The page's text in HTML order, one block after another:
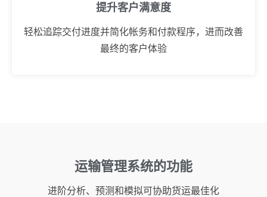
提升客户满意度
轻松追踪交付进度并简化帐务和付款程序，进而改善
最终的客户体验
运输管理系统的功能
进阶分析、预测和模拟可协助货运最佳化